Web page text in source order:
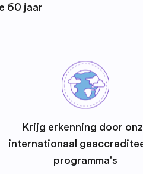
60 jaar
Krijg erkenning door
internationaal
programma's